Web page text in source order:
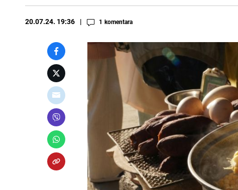
20.07.24. 19:36 1 komentara